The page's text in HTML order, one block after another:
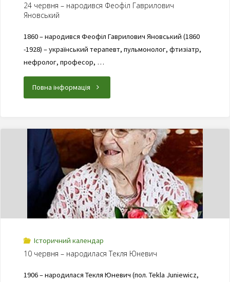
24 червня – народився Феофіл Гаврилович
Яновський
1860 – народився Феофіл Гаврилович Яновський (1860
-1928) – український терапевт, пульмонолог, фтизіатр,
нефролог, професор, …
Повна інформація
Історичний календар
10 червня – народилася Текля Юневич
1906 – народилася Текля Юневич (пол. Tekla Juniewicz,